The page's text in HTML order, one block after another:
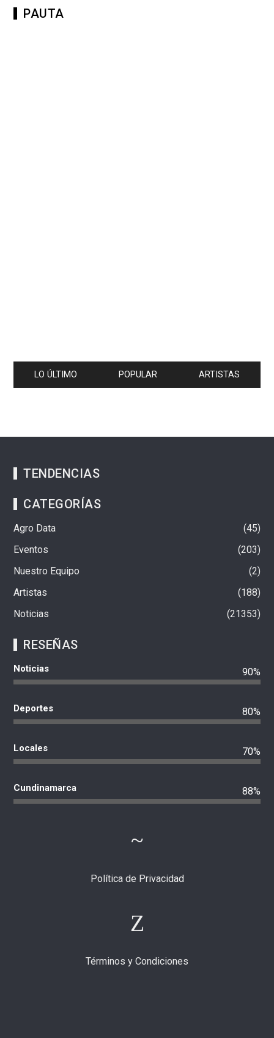
PAUTA
LO ÚLTIMO POPULAR ARTISTAS
TENDENCIAS
CATEGORÍAS
Agro Data
45
Eventos
203
Nuestro Equipo
2
Artistas
188
Noticias
21353
RESEÑAS
Noticias 90%
Deportes 80%
Locales 70%
Cundinamarca 88%
Política de Privacidad
Términos y Condiciones